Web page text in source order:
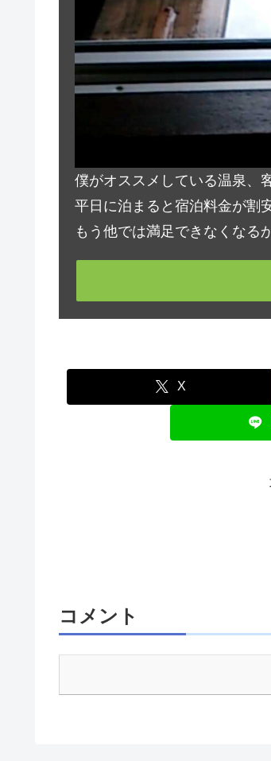
僕がオススメしている温泉、
平日に泊まると宿泊料金が割
もう他では満足できなくなる
X
コメント